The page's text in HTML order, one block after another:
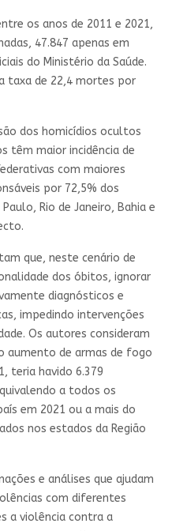
os anos de 2011 e 2021,
47.847 apenas em
do Ministério da Saúde.
taxa de 22,4 mortes por
dos homicídios ocultos
têm maior incidência de
com maiores
por 72,5% dos
Rio de Janeiro, Bahia e
que, neste cenário de
dos óbitos, ignorar
diagnósticos e
impedindo intervenções
Os autores consideram
aumento de armas de fogo
teria havido 6.379
a todos os
em 2021 ou a mais do
nos estados da Região
e análises que ajudam
com diferentes
a violência contra a